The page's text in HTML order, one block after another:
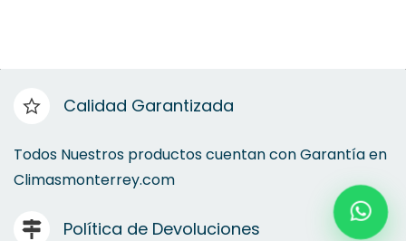
Calidad Garantizada
Todos Nuestros productos cuentan con Garantía en
Climasmonterrey.com
Política de Devoluciones